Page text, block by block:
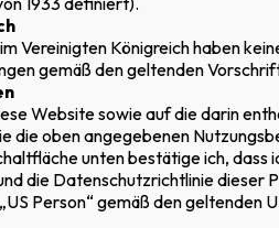
Risiko-Rendite-Profil, das mit
durch eine Vielzahl
durch Fachleute
Vereinigten Königreich haben
gemäß den geltenden
Website sowie auf die darin
die oben angegebenen
unten bestätige ich, dass
die Datenschutzrichtlinie dieser
Person“ gemäß den geltenden